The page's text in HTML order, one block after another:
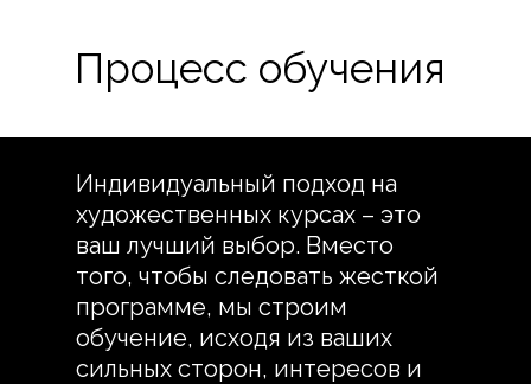
Если вы хотите изучать композицию
для собственного творчества, все
Процесс обучения
Индивидуальный подход на
художественных курсах – это
ваш лучший выбор. Вместо
того, чтобы следовать жесткой
программе, мы строим
обучение, исходя из ваших
сильных сторон, интересов и